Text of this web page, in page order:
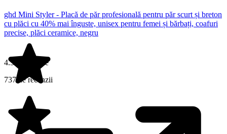
ghd Mini Styler - Placă de păr profesională pentru păr scurt și breton
cu plăci cu 40% mai înguste, unisex pentru femei și bărbați, coafuri
precise, plăci ceramice, negru
4.5 din 5 stele
737 de recenzii